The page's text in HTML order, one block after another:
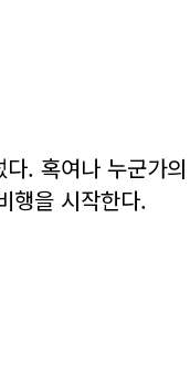
. 혹여나 누군가
행을 시작한다.